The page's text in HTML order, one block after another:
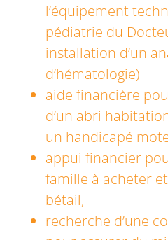
l’équipement
pédiatrie du
installation d’un
d’hématologie)
aide financière
d’un abri
un handicapé
appui financier
famille à acheter
bétail,
recherche d’une